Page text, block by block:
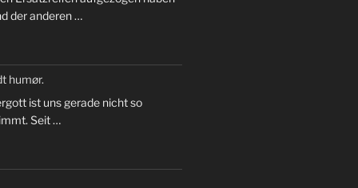
der anderen …
humør.
ist uns gerade nicht so
Seit …